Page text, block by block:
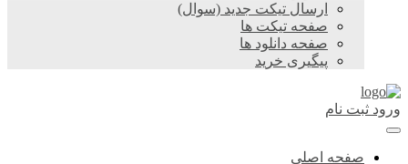
ارسال تیکت جدید (سوال)
صفحه تیکت ها
صفحه دانلود ها
پیگیری خرید
ورود ثبت نام
صفحه اصلی